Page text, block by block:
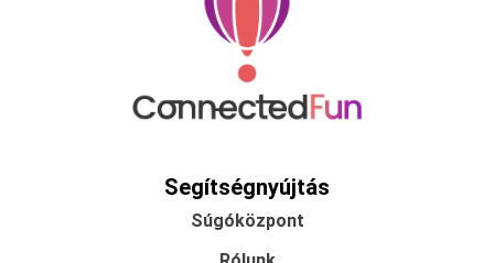
Segítségnyújtás
Súgóközpont